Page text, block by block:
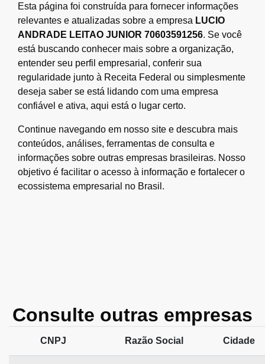
Esta página foi construída para fornecer informações
relevantes e atualizadas sobre a empresa LUCIO
ANDRADE LEITAO JUNIOR 70603591256. Se você
está buscando conhecer mais sobre a organização,
entender seu perfil empresarial, conferir sua
regularidade junto à Receita Federal ou simplesmente
deseja saber se está lidando com uma empresa
confiável e ativa, aqui está o lugar certo.
Continue navegando em nosso site e descubra mais
conteúdos, análises, ferramentas de consulta e
informações sobre outras empresas brasileiras. Nosso
objetivo é facilitar o acesso à informação e fortalecer o
ecossistema empresarial no Brasil.
Consulte outras empresas
CNPJ Razão Social Cidade